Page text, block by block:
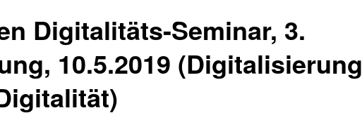
Digitalitäts-Seminar, 3.
10.5.2019 (Digitalisierung